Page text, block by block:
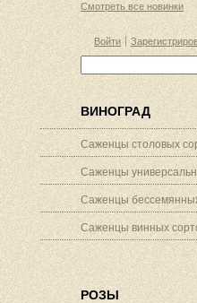
Смотреть все новинки
Войти
ВИНОГРАД
Саженцы столовых
Саженцы
Саженцы
Саженцы винных
РОЗЫ